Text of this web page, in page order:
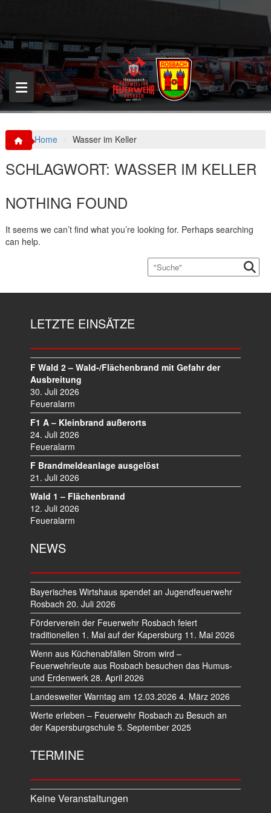
p
o
c
o
n
t
Home Wasser im Keller
SCHLAGWORT: WASSER IM KELLER
NOTHING FOUND
It seems we can’t find what you’re looking for. Perhaps searching
can help.
LETZTE EINSÄTZE
F Wald 2 – Wald-/Flächenbrand mit Gefahr der
Ausbreitung
30. Juli 2026
Feueralarm
F1 A – Kleinbrand außerorts
24. Juli 2026
Feueralarm
F Brandmeldeanlage ausgelöst
21. Juli 2026
Wald 1 – Flächenbrand
12. Juli 2026
Feueralarm
NEWS
Bayerisches Wirtshaus spendet an Jugendfeuerwehr
Rosbach 20. Juli 2026
Förderverein der Feuerwehr Rosbach feiert
traditionellen 1. Mai auf der Kapersburg 11. Mai 2026
Wenn aus Küchenabfällen Strom wird –
Feuerwehrleute aus Rosbach besuchen das Humus-
und Erdenwerk 28. April 2026
Landesweiter Warntag am 12.03.2026 4. März 2026
Werte erleben – Feuerwehr Rosbach zu Besuch an
der Kapersburgschule 5. September 2025
TERMINE
Keine Veranstaltungen